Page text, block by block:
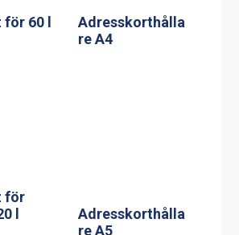
Adresskorthålla
re A5